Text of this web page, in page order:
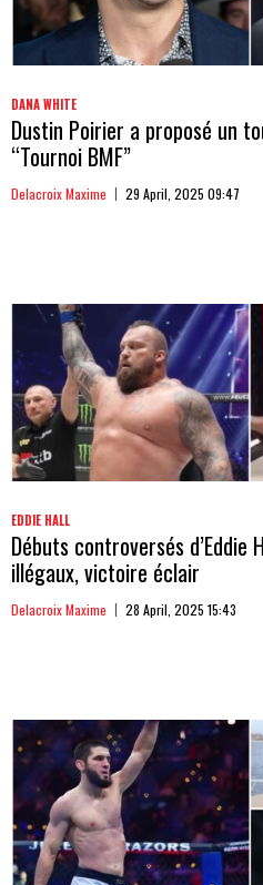
DANA WHITE
Dustin Poirier a proposé un
“Tournoi BMF”
Delacroix Maxime 29 April, 2025 09:47
EDDIE HALL
Débuts controversés d’Eddie
illégaux, victoire éclair
Delacroix Maxime 28 April, 2025 15:43